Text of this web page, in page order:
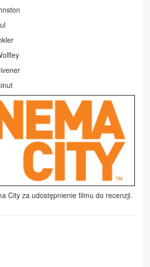
City za udostępnienie filmu do recenzji.